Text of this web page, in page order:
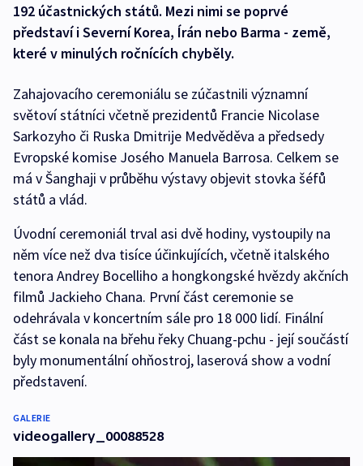
192 účastnických států. Mezi nimi se poprvé
představí i Severní Korea, Írán nebo Barma - země,
které v minulých ročnících chyběly.
Zahajovacího ceremoniálu se zúčastnili významní
světoví státníci včetně prezidentů Francie Nicolase
Sarkozyho či Ruska Dmitrije Medvěděva a předsedy
Evropské komise Josého Manuela Barrosa. Celkem se
má v Šanghaji v průběhu výstavy objevit stovka šéfů
států a vlád.
Úvodní ceremoniál trval asi dvě hodiny, vystoupily na
něm více než dva tisíce účinkujících, včetně italského
tenora Andrey Bocelliho a hongkongské hvězdy akčních
filmů Jackieho Chana. První část ceremonie se
odehrávala v koncertním sále pro 18 000 lidí. Finální
část se konala na břehu řeky Chuang-pchu - její součástí
byly monumentální ohňostroj, laserová show a vodní
představení.
GALERIE
videogallery_00088528